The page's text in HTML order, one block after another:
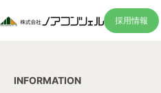
採用情報
INFORMATION